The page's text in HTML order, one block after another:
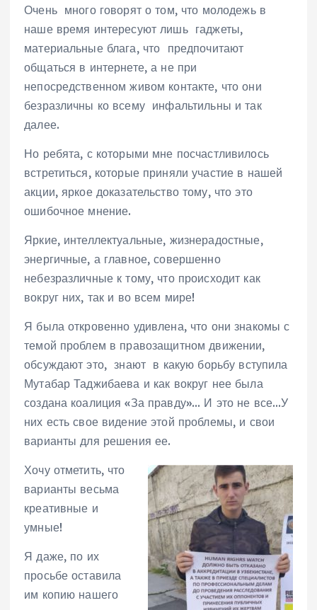
Очень много говорят о том, что молодежь в
наше время интересуют лишь гаджеты,
материальные блага, что предпочитают
общаться в интернете, а не при
непосредственном живом контакте, что они
безразличны ко всему инфальтильны и так
далее.
Но ребята, с которыми мне посчастливилось
встретиться, которые приняли участие в нашей
акции, яркое доказательство тому, что это
ошибочное мнение.
Яркие, интеллектуальные, жизнерадостные,
энергичные, а главное, совершенно
небезразличные к тому, что происходит как
вокруг них, так и во всем мире!
Я была откровенно удивлена, что они знакомы с
темой проблем в правозащитном движении,
обсуждают это, знают в какую борьбу вступила
Мутабар Таджибаева и как вокруг нее была
создана коалиция «За правду»… И это не все…У
них есть свое видение этой проблемы, и свои
варианты для решения ее.
Хочу отметить, что
варианты весьма
креативные и
умные!
Я даже, по их
просьбе оставила
им копию нашего